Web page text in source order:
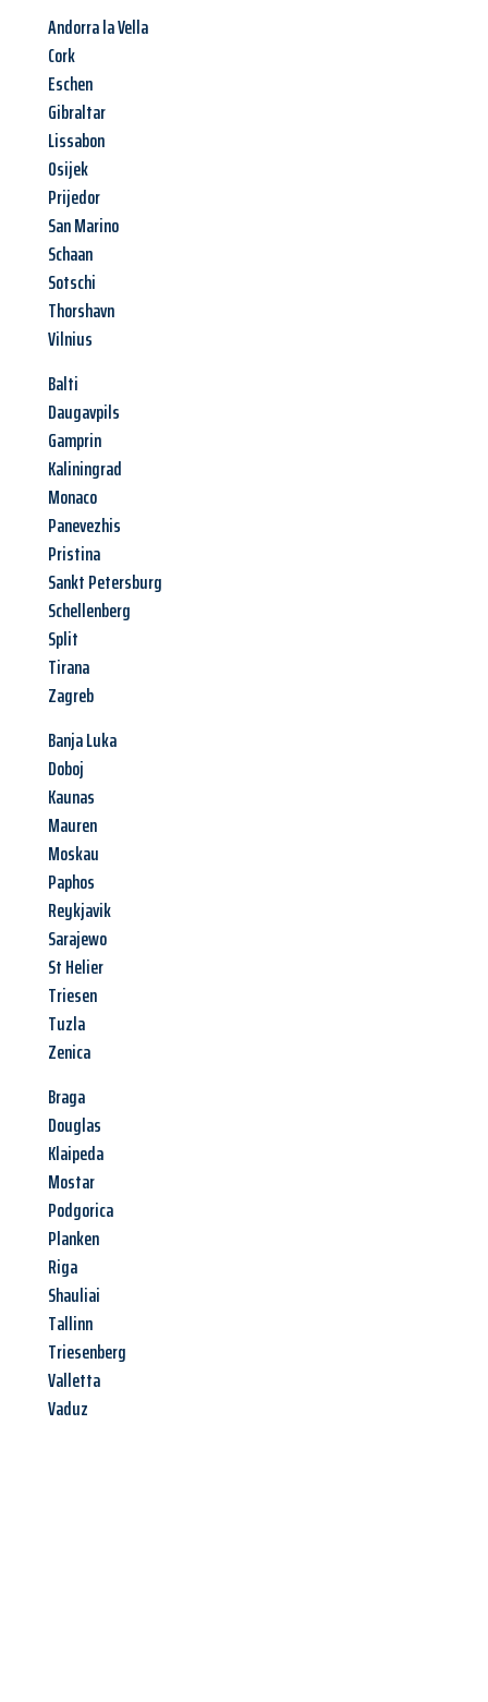
Andorra la Vella
Cork
Eschen
Gibraltar
Lissabon
Osijek
Prijedor
San Marino
Schaan
Sotschi
Thorshavn
Vilnius
Balti
Daugavpils
Gamprin
Kaliningrad
Monaco
Panevezhis
Pristina
Sankt Petersburg
Schellenberg
Split
Tirana
Zagreb
Banja Luka
Doboj
Kaunas
Mauren
Moskau
Paphos
Reykjavik
Sarajewo
St Helier
Triesen
Tuzla
Zenica
Braga
Douglas
Klaipeda
Mostar
Podgorica
Planken
Riga
Shauliai
Tallinn
Triesenberg
Valletta
Vaduz